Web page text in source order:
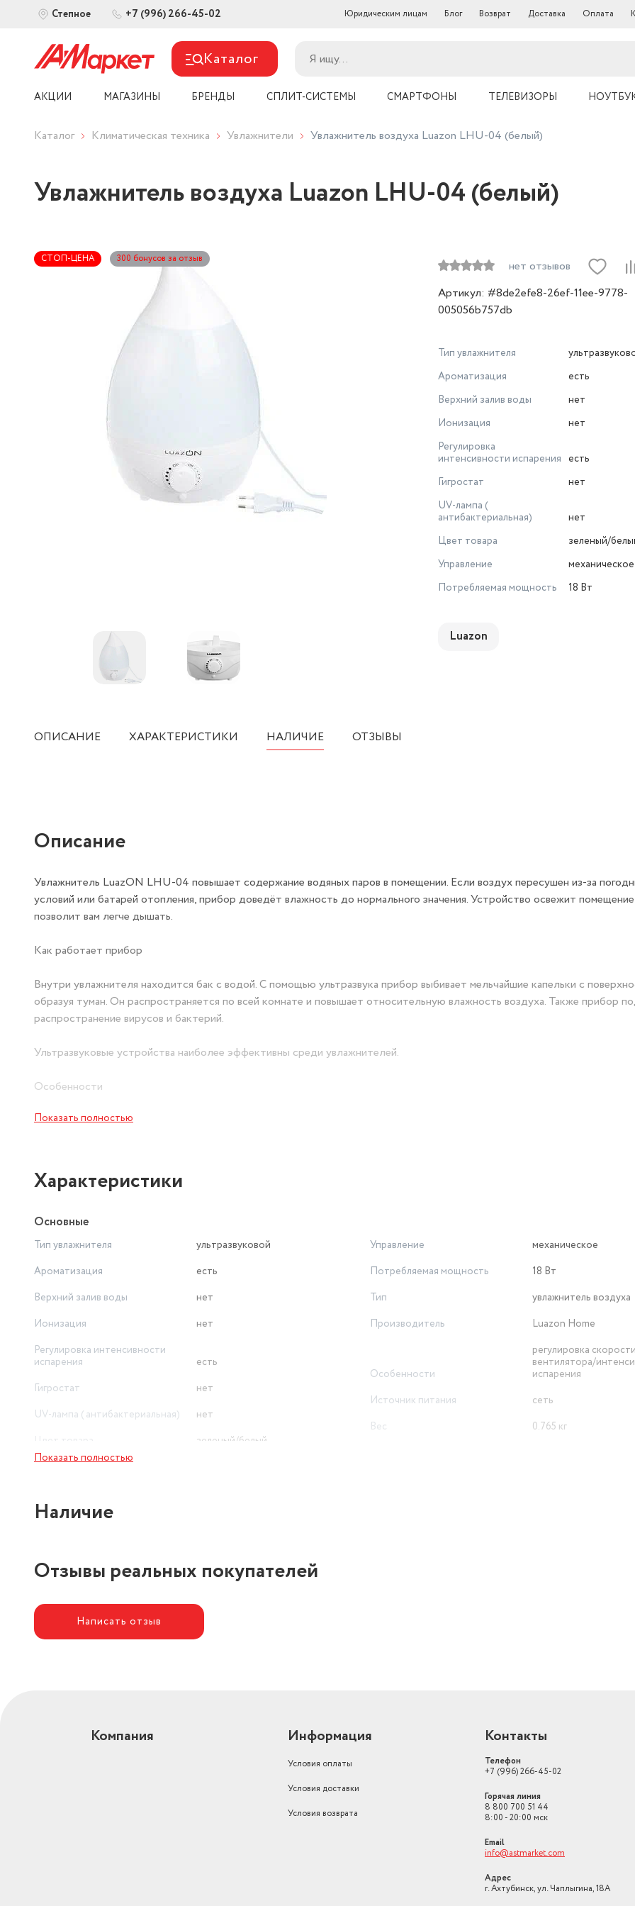
Степное +7 (996) 266-45-02 Юридическим лицам Блог Возврат Доставка Оплата
Каталог
АКЦИИ МАГАЗИНЫ БРЕНДЫ СПЛИТ-СИСТЕМЫ СМАРТФОНЫ ТЕЛЕВИЗОРЫ
Каталог Климатическая техника Увлажнители Увлажнитель воздуха Luazon LHU-04 (белый)
Увлажнитель воздуха Luazon LHU-04 (белый)
СТОП-ЦЕНА 300 бонусов за отзыв
нет отзывов
Артикул: #8de2efe8-26ef-11ee-9778-
005056b757db
Тип увлажнителя
Ароматизация
есть
Верхний залив воды
нет
Ионизация
нет
Регулировка
интенсивности испарения есть
Гигростат
нет
UV-лампа (
антибактериальная)
нет
Цвет товара
зеленый/
Управление
механическое
Потребляемая мощность
18 Вт
Luazon
ОПИСАНИЕ ХАРАКТЕРИСТИКИ НАЛИЧИЕ ОТЗЫВЫ
Описание
Увлажнитель LuazON LHU-04 повышает содержание водяных паров в помещении. Если воздух пересушен из-за
условий или батарей отопления, прибор доведёт влажность до нормального значения. Устройство освежит
позволит вам легче дышать.
Как работает прибор
Внутри увлажнителя находится бак с водой. С помощью ультразвука прибор выбивает мельчайшие капельки с
образуя туман. Он распространяется по всей комнате и повышает относительную влажность воздуха. Также прибор
распространение вирусов и бактерий.
Ультразвуковые устройства наиболее эффективны среди увлажнителей.
Особенности
Автоматическое отключение при отсутствии воды.
Простое управление: вы включаете прибор и регулируете интенсивность увлажнения всего одной ручкой.
Подсветка корпуса при работе позволяет использовать увлажнитель как ночник.
Показать полностью
Характеристики
Основные
Тип увлажнителя
ультразвуковой
Ароматизация
есть
Верхний залив воды
нет
Ионизация
нет
Регулировка интенсивности
испарения
есть
Гигростат
нет
UV-лампа ( антибактериальная)
нет
зеленый/белый
Управление
механическое
Потребляемая мощность
18 Вт
Тип
увлажнитель воздуха
Производитель
Luazon Home
Особенности
регулировка скорости
вентилятора/
испарения
Источник питания
сеть
Вес
0.765 кг
Показать полностью
Наличие
Отзывы реальных покупателей
Написать отзыв
Компания Информация
Условия оплаты
Условия доставки
Условия возврата
Контакты
Телефон
+7 (996) 266-45-02
Горячая линия
8 800 700 51 44
8:00 - 20:00 мск
Email
info@astmarket.com
Адрес
г. Ахтубинск, ул. Чаплыгина, 18А